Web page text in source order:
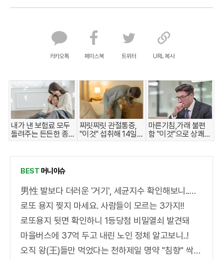
카카오톡 페이스북 트위터 URL 복사
내가 낸 보험료 모두
돌려주는 든든한 종
찌릿찌릿 관절통증,
"이것" 섭취해 14일
마른기침,가래 불편
함 "이것"으로 상쾌해
BEST 머니이슈
男性 발보다 더러운 '거기', 세균지수 확인해보니..충격!
로또 용지 찢지 마세요. 사람들이 모르는 3가지!!
로또용지 뒷면 확인하니 1등당첨 비밀열쇠 발견돼
마을버스에 37억 두고 내린 노인 정체 알고보니..!
오직 왕(王)들만 먹었다는 천하제일 명약 "침향" 싹쓰리 완판!! 왜 난리났나 봤더니..경악!